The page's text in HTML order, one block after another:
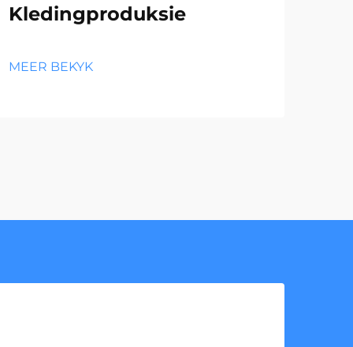
Kledingproduksie
MEER BEKYK